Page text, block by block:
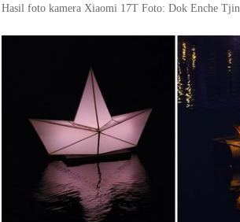
Hasil foto kamera Xiaomi 17T Foto: Dok Enche Tjin